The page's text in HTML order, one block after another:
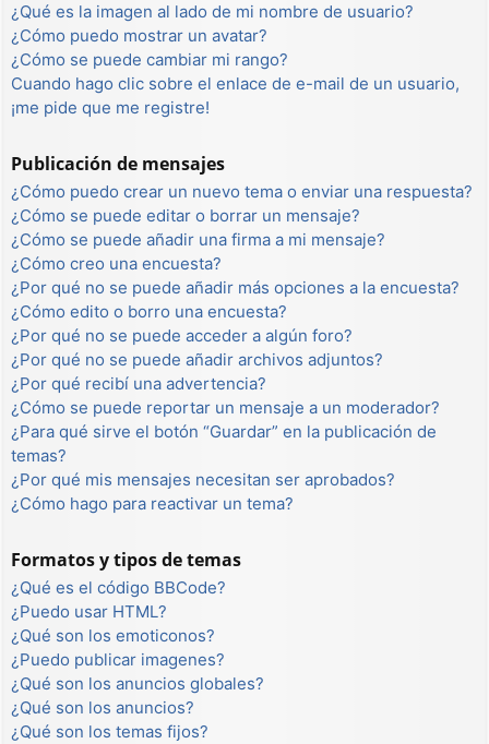
¿Qué es la imagen al lado de mi nombre de usuario?
¿Cómo puedo mostrar un avatar?
¿Cómo se puede cambiar mi rango?
Cuando hago clic sobre el enlace de e-mail de un usuario,
¡me pide que me registre!
Publicación de mensajes
¿Cómo puedo crear un nuevo tema o enviar una respuesta?
¿Cómo se puede editar o borrar un mensaje?
¿Cómo se puede añadir una firma a mi mensaje?
¿Cómo creo una encuesta?
¿Por qué no se puede añadir más opciones a la encuesta?
¿Cómo edito o borro una encuesta?
¿Por qué no se puede acceder a algún foro?
¿Por qué no se puede añadir archivos adjuntos?
¿Por qué recibí una advertencia?
¿Cómo se puede reportar un mensaje a un moderador?
¿Para qué sirve el botón “Guardar” en la publicación de
temas?
¿Por qué mis mensajes necesitan ser aprobados?
¿Cómo hago para reactivar un tema?
Formatos y tipos de temas
¿Qué es el código BBCode?
¿Puedo usar HTML?
¿Qué son los emoticonos?
¿Puedo publicar imagenes?
¿Qué son los anuncios globales?
¿Qué son los anuncios?
¿Qué son los temas fijos?